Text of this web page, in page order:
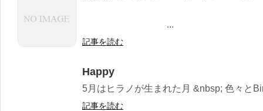
...
記事を読む
Happy
5月はヒラノが生まれた月 &nbsp; 色々と
記事を読む